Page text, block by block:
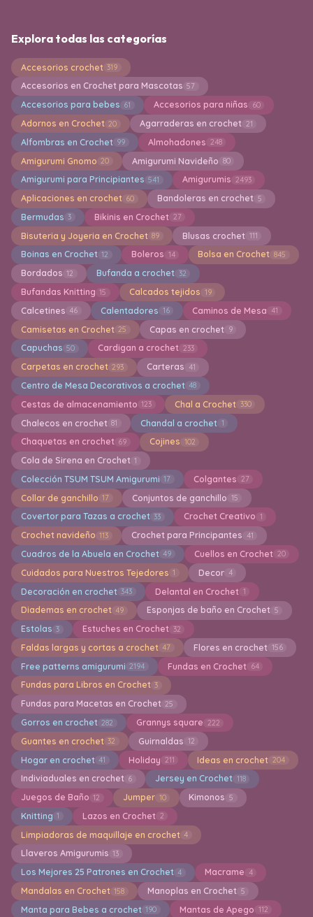
Explora todas las categorías
Accesorios crochet 319
Accesorios en Crochet para Mascotas 57
Accesorios para bebes 61 Accesorios para niñas 60
Adornos en Crochet 20 Agarraderas en crochet 21
Alfombras en Crochet 99 Almohadones 248
Amigurumi Gnomo 20 Amigurumi Navideño 80
Amigurumi para Principiantes 541 Amigurumis 2493
Aplicaciones en crochet 60 Bandoleras en crochet 5
Bermudas 3 Bikinis en Crochet 27
Bisuteria y Joyeria en Crochet 89 Blusas crochet 111
Boinas en Crochet 12 Boleros 14 Bolsa en Crochet 845
Bordados 12 Bufanda a crochet 32
Bufandas Knitting 15 Calcados tejidos 19
Calcetines 46 Calentadores 16 Caminos de Mesa 41
Camisetas en Crochet 25 Capas en crochet 9
Capuchas 50 Cardigan a crochet 233
Carpetas en crochet 293 Carteras 41
Centro de Mesa Decorativos a crochet 48
Cestas de almacenamiento 123 Chal a Crochet 330
Chalecos en crochet 81 Chandal a crochet 1
Chaquetas en crochet 69 Cojines 102
Cola de Sirena en Crochet 1
Colección TSUM TSUM Amigurumi 17 Colgantes 27
Collar de ganchillo 17 Conjuntos de ganchillo 15
Covertor para Tazas a crochet 33 Crochet Creativo 1
Crochet navideño 113 Crochet para Principantes 41
Cuadros de la Abuela en Crochet 49 Cuellos en Crochet 20
Cuidados para Nuestros Tejedores 1 Decor 4
Decoración en crochet 343 Delantal en Crochet 1
Diademas en crochet 49 Esponjas de baño en Crochet 5
Estolas 3 Estuches en Crochet 32
Faldas largas y cortas a crochet 47 Flores en crochet 156
Free patterns amigurumi 2194 Fundas en Crochet 64
Fundas para Libros en Crochet 3
Fundas para Macetas en Crochet 25
Gorros en crochet 282 Grannys square 222
Guantes en crochet 32 Guirnaldas 12
Hogar en crochet 41 Holiday 211 Ideas en crochet 204
Indiviaduales en crochet 6 Jersey en Crochet 118
Juegos de Baño 12 Jumper 10 Kimonos 5
Knitting 1 Lazos en Crochet 2
Limpiadoras de maquillaje en crochet 4
Llaveros Amigurumis 13
Los Mejores 25 Patrones en Crochet 4 Macrame 4
Mandalas en Crochet 158 Manoplas en Crochet 5
Manta para Bebes a crochet 190 Mantas de Apego 112